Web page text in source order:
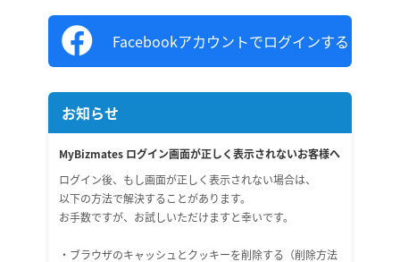
Facebookアカウントでログインする
お知らせ
MyBizmates ログイン画面が正しく表示されないお客様へ
ログイン後、もし画面が正しく表示されない場合は、
以下の方法で解決することがあります。
お手数ですが、お試しいただけますと幸いです。
・ブラウザのキャッシュとクッキーを削除する（削除方法